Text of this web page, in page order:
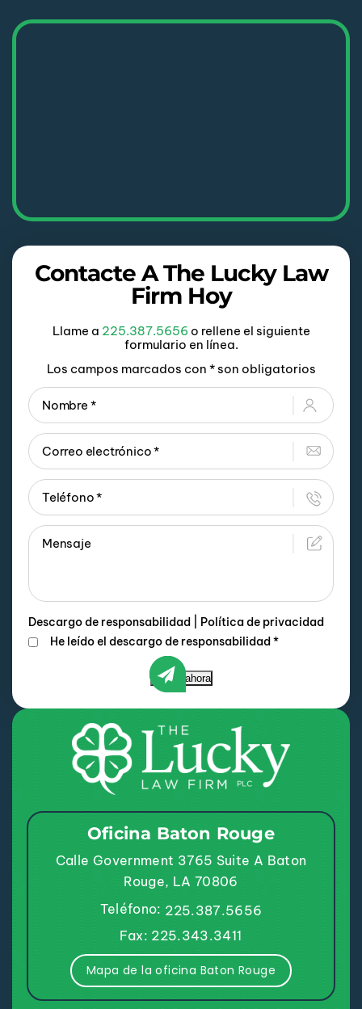
Contacte A The Lucky Law
Firm Hoy
Llame a 225.387.5656 o rellene el siguiente
formulario en línea.
Los campos marcados con * son obligatorios
Descargo de responsabilidad
Política de privacidad
He leído el descargo de responsabilidad *
Enviar ahora
Oficina Baton Rouge
Calle Government 3765 Suite A Baton
Rouge, LA 70806
Teléfono: 225.387.5656
Fax: 225.343.3411
Mapa de la oficina Baton Rouge